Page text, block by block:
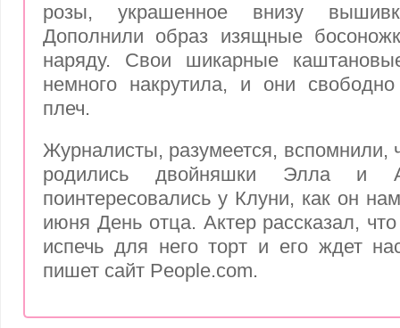
розы, украшенное внизу
Дополнили образ изящные
наряду. Свои шикарные
немного накрутила, и они
плеч.
Журналисты, разумеется, вспомнили,
родились двойняшки Элла и
поинтересовались у Клуни, как он
июня День отца. Актер рассказал,
испечь для него торт и его ждет
пишет сайт People.com.